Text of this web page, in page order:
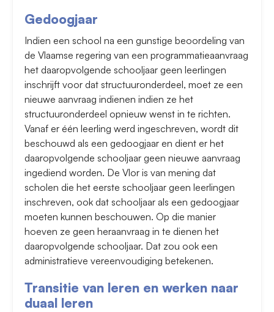
Gedoogjaar
Indien een school na een gunstige beoordeling van
de Vlaamse regering van een programmatieaanvraag
het daaropvolgende schooljaar geen leerlingen
inschrijft voor dat structuuronderdeel, moet ze een
nieuwe aanvraag indienen indien ze het
structuuronderdeel opnieuw wenst in te richten.
Vanaf er één leerling werd ingeschreven, wordt dit
beschouwd als een gedoogjaar en dient er het
daaropvolgende schooljaar geen nieuwe aanvraag
ingediend worden. De Vlor is van mening dat
scholen die het eerste schooljaar geen leerlingen
inschreven, ook dat schooljaar als een gedoogjaar
moeten kunnen beschouwen. Op die manier
hoeven ze geen heraanvraag in te dienen het
daaropvolgende schooljaar. Dat zou ook een
administratieve vereenvoudiging betekenen.
Transitie van leren en werken naar
duaal leren